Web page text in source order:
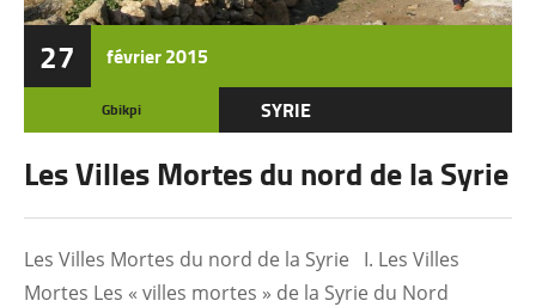
27 février2015
Gbikpi SYRIE
Les Villes Mortes du nord de la Syrie
Les Villes Mortes du nord de la Syrie I. Les Villes
Mortes Les « villes mortes » de la Syrie du Nord